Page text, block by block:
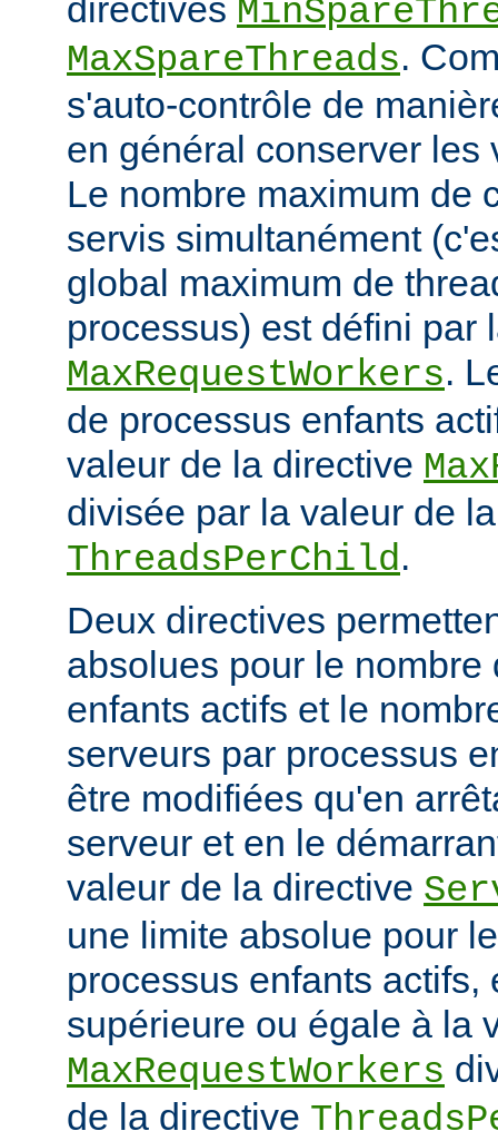
directives
MaxSpareThreads.
s'auto-contrôle de
en général conserver les
Le nombre maximum de
servis simultanément
global maximum de
processus) est défini par
MaxRequestWorkers.
de processus enfants
valeur de la directive
divisée par la valeur de
ThreadsPerChild.
Deux directives
absolues pour le nombre
enfants actifs et le
serveurs par processus
être modifiées qu'en
serveur et en le
valeur de la directive
une limite absolue pour
processus enfants actifs,
supérieure ou égale à la
MaxRequestWorkers
de la directive